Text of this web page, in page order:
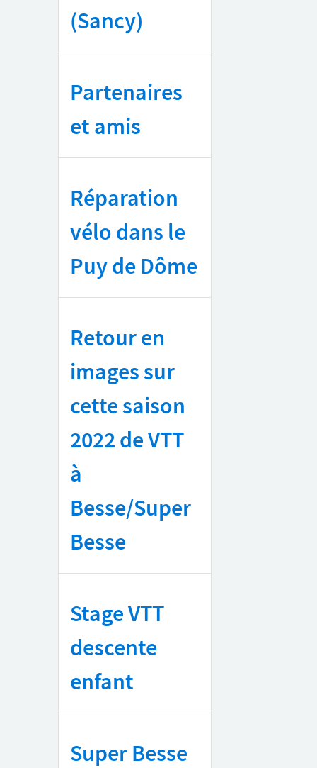
(Sancy)
Partenaires
et amis
Réparation
vélo dans le
Puy de Dôme
Retour en
images sur
cette saison
2022 de VTT
à
Besse/Super
Besse
Stage VTT
descente
enfant
Super Besse